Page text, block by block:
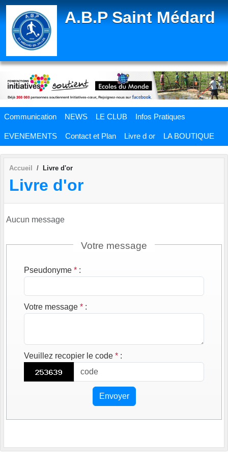
A.B.P Saint Médard
Communication NEWS LE CLUB Infos Pratiques
EVENEMENTS Contact et Plan Livre d or LA BOUTIQUE
Accueil Livre d'or
Livre d'or
Aucun message
Votre message
Pseudonyme * :
Votre message * :
Veuillez recopier le code * :
Envoyer
Panneau de gestion des cookies